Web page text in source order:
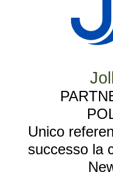
Unico
successo la